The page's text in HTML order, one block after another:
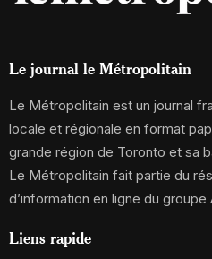
Le journal le Métropolitain
Le Métropolitain est un journal
locale et régionale en format
grande région de Toronto et sa
Le Métropolitain fait partie du
d’information en ligne du groupe
Liens rapide